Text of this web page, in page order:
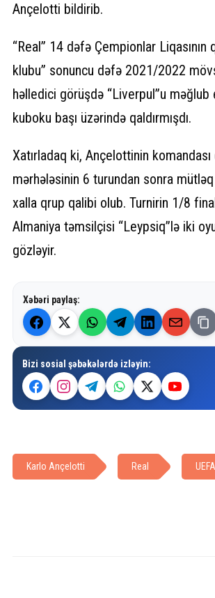
Ançelotti bildirib.
“Real” 14 dəfə Çempionlar Liqasının
klubu” sonuncu dəfə 2021/2022
həlledici görüşdə “Liverpul”u məğlub
kuboku başı üzərində qaldırmışdı.
Xatırladaq ki, Ançelottinin komandası
mərhələsinin 6 turundan sonra
xalla qrup qalibi olub. Turnirin 1/8
Almaniya təmsilçisi “Leypsiq”lə iki
gözləyir.
Xəbəri paylaş:
Bizi sosial şəbəkələrdə izləyin:
Karlo Ançelotti Real